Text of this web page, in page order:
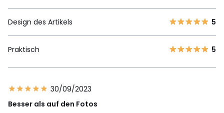
Design des Artikels 5
Praktisch 5
30/09/2023
Besser als auf den Fotos